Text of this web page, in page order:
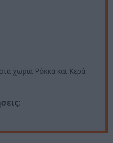
χωριά Ρόκκα και Κερά